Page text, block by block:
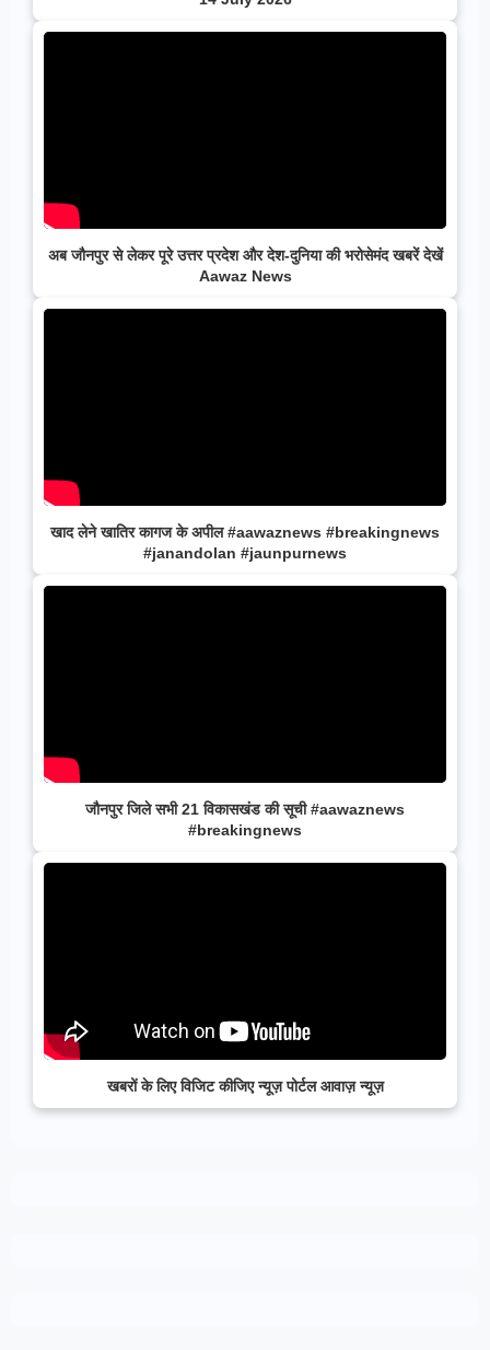
अब जौनपुर से लेकर पूरे उत्तर प्रदेश और देश-दुनिया की भरोसेमंद खबरें देखें
Aawaz News
खाद लेने खातिर कागज के अपील #aawaznews #breakingnews
#janandolan #jaunpurnews
जौनपुर जिले सभी 21 विकासखंड की सूची #aawaznews
#breakingnews
खबरों के लिए विजिट कीजिए न्यूज़ पोर्टल आवाज़ न्यूज़